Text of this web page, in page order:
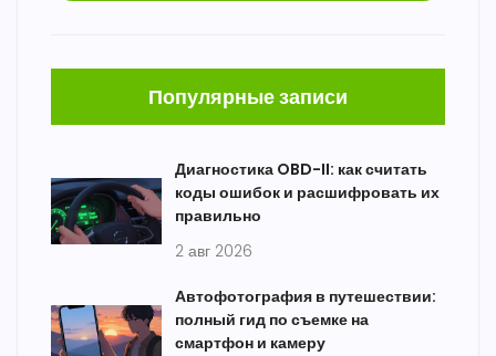
Популярные записи
Диагностика OBD-II: как считать
коды ошибок и расшифровать их
правильно
2 авг 2026
Автофотография в путешествии:
полный гид по съемке на
смартфон и камеру